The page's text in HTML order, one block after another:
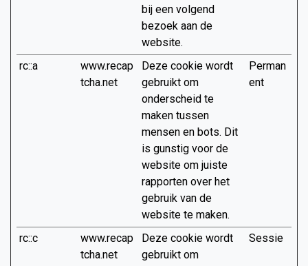
bij een volgend
bezoek aan de
website.
rc::a
www.recap
tcha.net
Deze cookie wordt
gebruikt om
onderscheid te
maken tussen
mensen en bots. Dit
is gunstig voor de
website om juiste
rapporten over het
gebruik van de
website te maken.
Perman
ent
rc::c
www.recap
tcha.net
Deze cookie wordt
gebruikt om
Sessie